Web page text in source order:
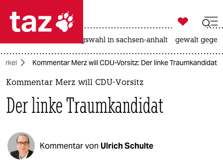
 taz zahl ich
taz zahl ich
politik
öko
gesellschaft

taz zahl ich
landtagswahl in sachsen-anhalt gewalt
Kommentar Merz will CDU-Vorsitz: Der linke Traumkandidat
Kommentar Merz will CDU-Vorsitz
Der linke Traumkandidat
Kommentar von Ulrich Schulte